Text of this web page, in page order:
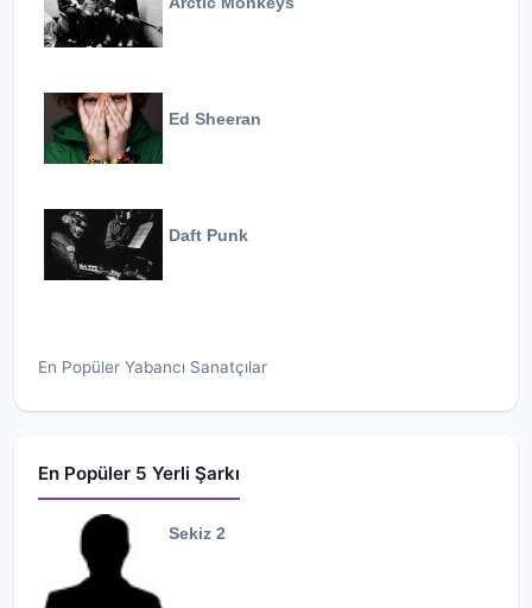
Ed Sheeran
Daft Punk
En Popüler Yabancı Sanatçılar
En Popüler 5 Yerli Şarkı
Sekiz 2